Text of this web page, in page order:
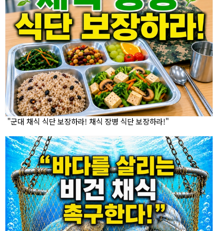
"군대 채식 식단 보장하라! 채식 장병 식단 보장하라!"